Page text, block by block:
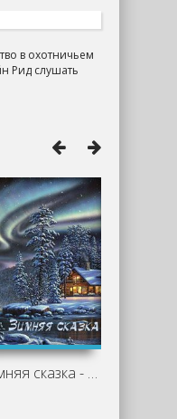
в охотничьем
Рид слушать
Зимняя сказка - Кристен Годси